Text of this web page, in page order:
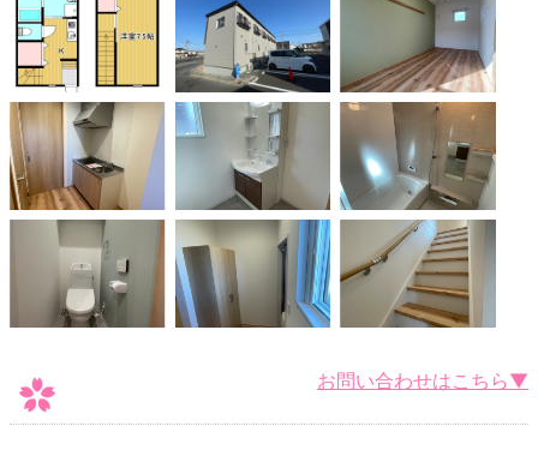
お問い合わせはこちら▼